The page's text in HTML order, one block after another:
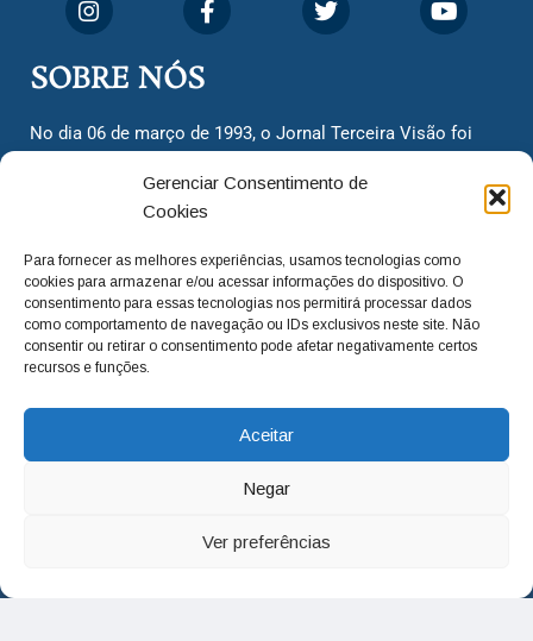
Gerenciar Consentimento de
Cookies
Para fornecer as melhores experiências, usamos tecnologias como
cookies para armazenar e/ou acessar informações do dispositivo. O
consentimento para essas tecnologias nos permitirá processar dados
como comportamento de navegação ou IDs exclusivos neste site. Não
consentir ou retirar o consentimento pode afetar negativamente certos
recursos e funções.
Aceitar
Negar
Ver preferências
SOBRE NÓS
No dia 06 de março de 1993, o Jornal Terceira Visão foi
cidadãos valinhenses, já que naquela época só existiam
dois jornais. Há mais de 30 anos, o jornal continua
com o foco de trazer as melhores notícias. Nunca
deixamos de lado as necessidades do cidadão, sempre
questionando os órgãos públicos em busca de melhorias
para a cidade e sempre cobrando resoluções para casos
adm@jtv.com.br
(19) 3929-6225